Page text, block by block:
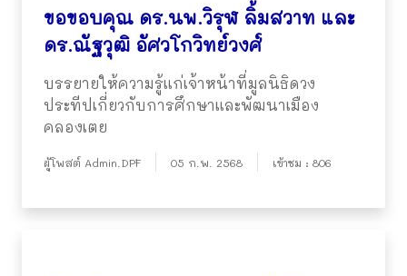
ขอขอบคุณ ดร.นพ.วิรุฬ ลิ้มสวาท และ
ดร.ณัฐวุฒิ อัศวโกวิทย์วงศ์
บรรยายให้ความรู้แก่เจ้าหน้าที่มูลนิธิดวง
ประทีปเกี่ยวกับการศึกษาและพัฒนาเมือง
คลองเตย
ผู้โพสต์ Admin.DPF 05 ก.พ. 2568 เข้าชม : 806